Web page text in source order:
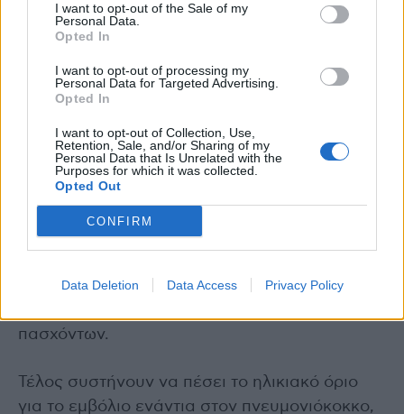
I want to opt-out of the Sale of my
Personal Data.
Opted In
I want to opt-out of processing my
Personal Data for Targeted Advertising.
Opted In
I want to opt-out of Collection, Use,
Retention, Sale, and/or Sharing of my
Personal Data that Is Unrelated with the
Purposes for which it was collected.
Opted Out
CONFIRM
Data Deletion Data Access Privacy Policy
σημαντικές προτάσεις / πρωτοβουλίες,
προκειμένου να υπάρξει περαιτέρω βελτίωση.
Η μια πρόταση αφορά στο ηλικιακό όριο για το
στα 70 έτη της ηλικίας, από τα 75 που είναι
σήμερα.
Επίσης για κάποιους ασθενείς, που έχουν
σημαντικές συννοσηρότητες, συστήνουν να
μπορούν τα εμβόλια να γίνονται ανάλογα με
πασχόντων.
Τέλος συστήνουν να πέσει το ηλικιακό όριο
για το εμβόλιο ενάντια στον πνευμονιόκοκκο,